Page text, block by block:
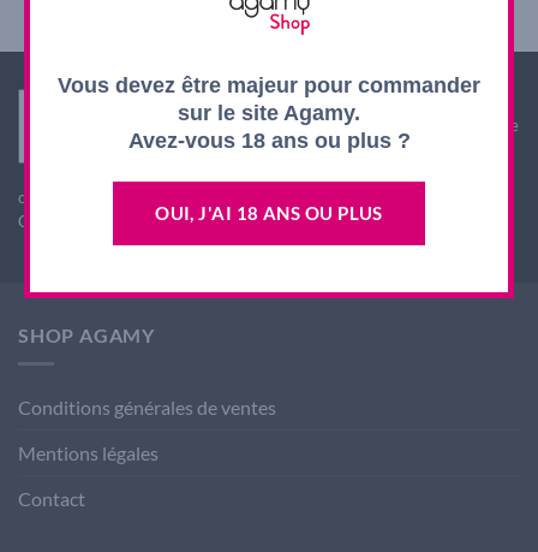
Interdiction de vente de boissons alcooliques aux
mineurs de moins de 18 ans. La preuve de majorité de
l'acheteur est exigée au moment de la vente en ligne.
consommer avec modération
CODE DE LA SANTE PUBLIQUE, ART. L. 3342-1 et L. 3353-3
SHOP AGAMY
Conditions générales de ventes
Mentions légales
Contact
Vous devez être majeur pour commander
sur le site Agamy.
Avez-vous 18 ans ou plus ?
OUI, J'AI 18 ANS OU PLUS